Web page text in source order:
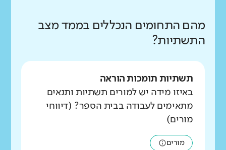
מהם התחומים הנכללים בממד מצב
התשתיות?
תשתיות תומכות הוראה
באיזו מידה יש למורים תשתיות ותנאים
מתאימים לעבודה בבית הספר? (דיווחי
מורים)
מורים